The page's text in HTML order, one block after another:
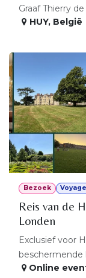
Graaf Thierry
HUY, België
Bezoek Voyage
Reis van de
Londen
Exclusief voor
beschermende
Online